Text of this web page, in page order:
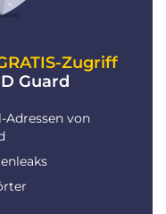
Zugriff
Guard
Adressen von